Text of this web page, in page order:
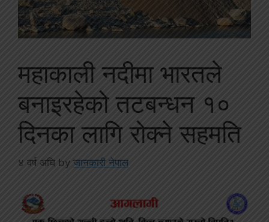
महाकाली नदीमा भारतले
बनाइरहेको तटबन्धन १०
दिनका लागि रोक्ने सहमति
४ वर्ष अघि by जानकारी नेपाल